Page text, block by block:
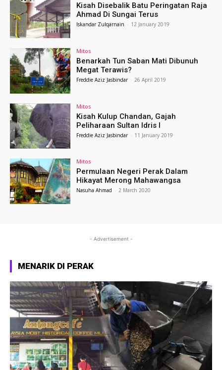
Kisah Disebalik Batu Peringatan Raja
Ahmad Di Sungai Terus
Iskandar Zulqarnain - 12 January 2019
Mitos
Benarkah Tun Saban Mati Dibunuh
Megat Terawis?
Freddie Aziz Jasbindar - 26 April 2019
Mitos
Kisah Kulup Chandan, Gajah
Peliharaan Sultan Idris I
Freddie Aziz Jasbindar - 11 January 2019
Mitos
Permulaan Negeri Perak Dalam
Hikayat Merong Mahawangsa
Nasuha Ahmad - 2 March 2020
- Advertisement -
MENARIK DI PERAK